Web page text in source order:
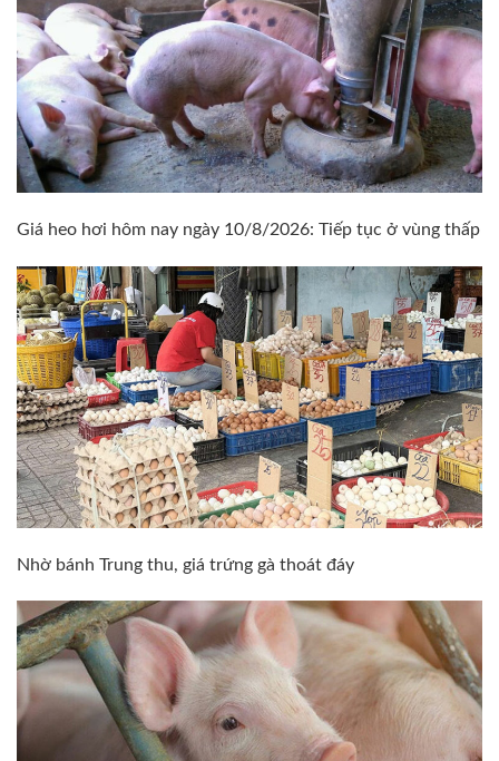
Giá heo hơi hôm nay ngày 10/8/2026: Tiếp tục ở vùng thấp
Nhờ bánh Trung thu, giá trứng gà thoát đáy